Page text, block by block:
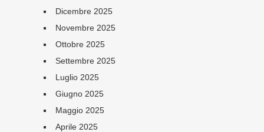
Dicembre 2025
Novembre 2025
Ottobre 2025
Settembre 2025
Luglio 2025
Giugno 2025
Maggio 2025
Aprile 2025